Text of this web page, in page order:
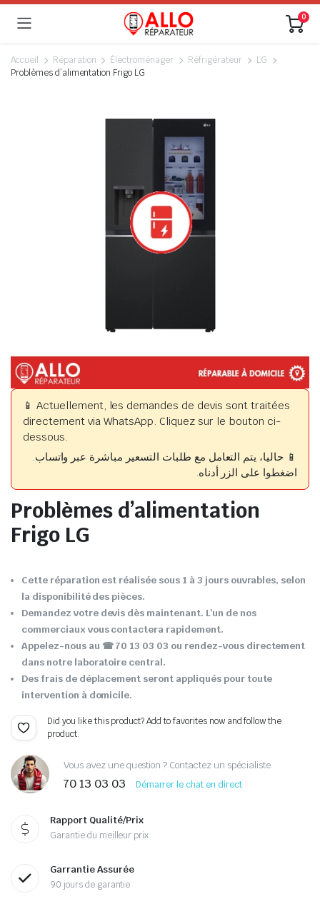
0
Accueil Réparation Électroménager Réfrigérateur
LG
Problèmes d’alimentation Frigo LG
📱 Actuellement, les demandes de devis sont traitées
directement via WhatsApp. Cliquez sur le bouton ci-
dessous.
📱 حاليا، يتم التعامل مع طلبات التسعير مباشرة عبر واتساب.
اضغطوا على الزر أدناه.
Problèmes d’alimentation
Frigo LG
Cette réparation est réalisée sous 1 à 3 jours ouvrables, selon
la disponibilité des pièces.
Demandez votre devis dès maintenant. L’un de nos
commerciaux vous contactera rapidement.
Appelez-nous au ☎ 70 13 03 03 ou rendez-vous directement
dans notre laboratoire central.
Des frais de déplacement seront appliqués pour toute
intervention à domicile.
Did you like this product? Add to favorites now and follow the
product.
Vous avez une question ? Contactez un spécialiste
70 13 03 03 Démarrer le chat en direct
Rapport Qualité/Prix
Garantie du meilleur prix
Garrantie Assurée
90 jours de garantie